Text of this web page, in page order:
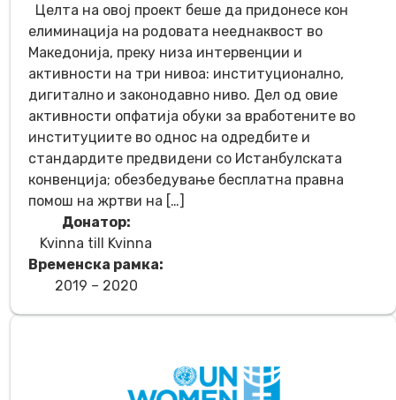
Целта на овој проект беше да придонесе кон
елиминација на родовата нееднаквост во
Македонија, преку низа интервенции и
активности на три нивоа: институционално,
дигитално и законодавно ниво. Дел од овие
активности опфатија обуки за вработените во
институциите во однос на одредбите и
стандардите предвидени со Истанбулската
конвенција; обезбедување бесплатна правна
помош на жртви на […]
Донатор:
Kvinna till Kvinna
Временска рамка:
2019 – 2020